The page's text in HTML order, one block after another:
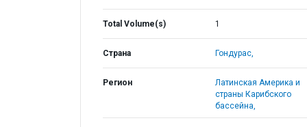
Total Volume(s) 1
Страна Гондурас,
Регион
Латинская Америка и
страны Карибского
бассейна,